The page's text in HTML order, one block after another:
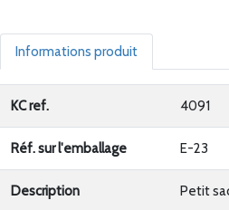
Informations produit
KC ref. 4091
Réf. sur l'emballage E-23
Description Petit